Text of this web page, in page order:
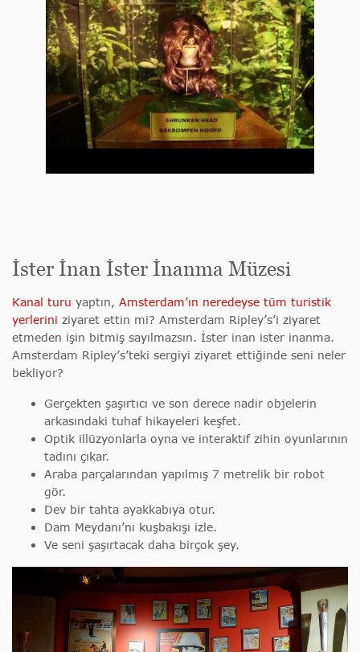
İster İnan İster İnanma Müzesi
Kanal turu yaptın, Amsterdam’ın neredeyse tüm turistik
yerlerini ziyaret ettin mi? Amsterdam Ripley’s’i ziyaret
etmeden işin bitmiş sayılmazsın. İster inan ister inanma.
Amsterdam Ripley’s’teki sergiyi ziyaret ettiğinde seni neler
bekliyor?
Gerçekten şaşırtıcı ve son derece nadir objelerin
arkasındaki tuhaf hikayeleri keşfet.
Optik illüzyonlarla oyna ve interaktif zihin oyunlarının
tadını çıkar.
Araba parçalarından yapılmış 7 metrelik bir robot
gör.
Dev bir tahta ayakkabıya otur.
Dam Meydanı’nı kuşbakışı izle.
Ve seni şaşırtacak daha birçok şey.